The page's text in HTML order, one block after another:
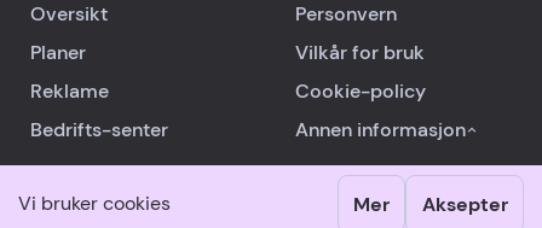
Vi bruker cookies Mer Aksepter
Oversikt
Planer
Reklame
Bedrifts-senter
Personvern
Vilkår for bruk
Cookie-policy
Annen informasjon
© 2026 RealReviews.io Alle rettigheter reservert.